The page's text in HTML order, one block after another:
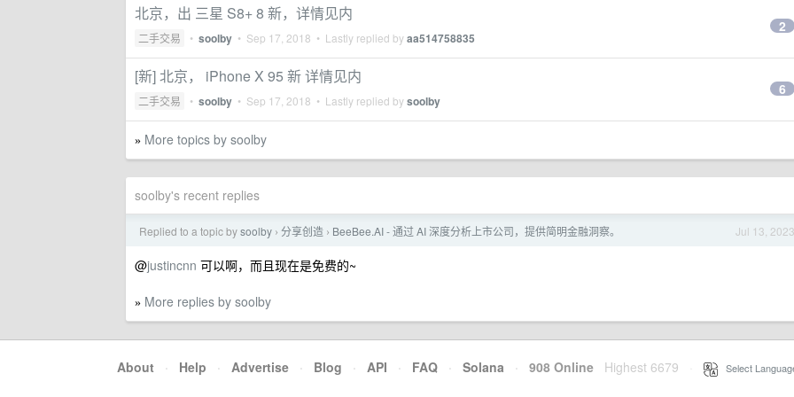
北京，出 三星 S8+ 8 新，详情见内
二手交易 • soolby • Sep 17, 2018 • Lastly replied byaa514758835
2
[新] 北京， iPhone X 95 新 详情见内
二手交易 • soolby • Sep 17, 2018 • Lastly replied bysoolby
6
» More topics by soolby
soolby's recent replies
Jul 13, 2023
Replied to a topic bysoolby › 分享创造 › BeeBee.AI - 通过 AI 深度分析上市公司，提供简明金融洞察。
@justincnn 可以啊，而且现在是免费的~
» More replies by soolby
About · Help · Advertise · Blog · API · FAQ · Solana · 908 Online Highest 6679 Select